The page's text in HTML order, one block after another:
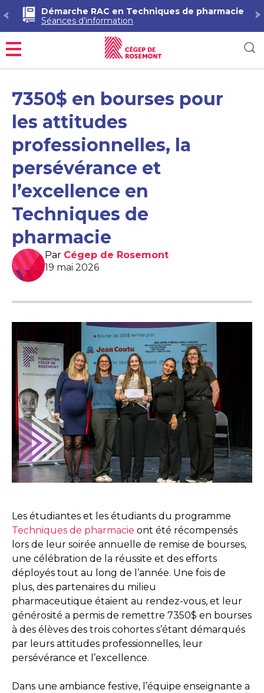
Démarche RAC en Techniques de pharmacie
Séances d’information
Menu
7350$ en bourses pour
les attitudes
professionnelles, la
persévérance et
l’excellence en
Techniques de
pharmacie
Par Cégep de Rosemont
19 mai 2026
Les étudiantes et les étudiants du programme
Techniques de pharmacie ont été récompensés
lors de leur soirée annuelle de remise de bourses,
une célébration de la réussite et des efforts
déployés tout au long de l’année. Une fois de
plus, des partenaires du milieu
pharmaceutique étaient au rendez-vous, et leur
générosité a permis de remettre 7350$ en bourses
à des élèves des trois cohortes s’étant démarqués
par leurs attitudes professionnelles, leur
persévérance et l’excellence.
Dans une ambiance festive, l’équipe enseignante a